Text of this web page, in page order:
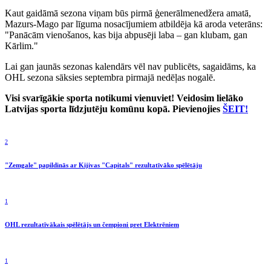
Kaut gaidāmā sezona viņam būs pirmā ģenerālmenedžera amatā,
Mazurs-Mago par līguma nosacījumiem atbildēja kā aroda veterāns:
"Panācām vienošanos, kas bija abpusēji laba – gan klubam, gan
Kārlim."
Lai gan jaunās sezonas kalendārs vēl nav publicēts, sagaidāms, ka
OHL sezona sāksies septembra pirmajā nedēļas nogalē.
Visi svarīgākie sporta notikumi vienuviet! Veidosim lielāko
Latvijas sporta līdzjutēju komūnu kopā. Pievienojies ŠEIT!
2
"Zemgale" papildinās ar Kijivas "Capitals" rezultatīvāko spēlētāju
1
OHL rezultatīvākais spēlētājs un čempioni pret Elektrēniem
1